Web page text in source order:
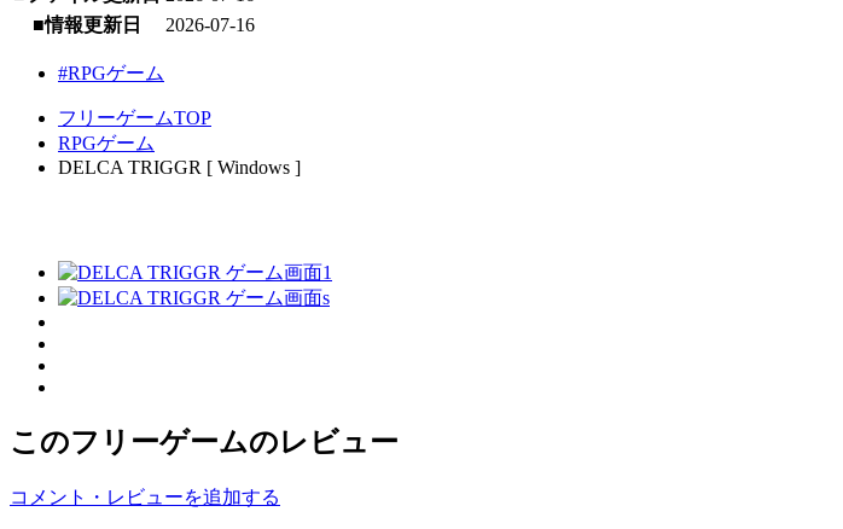
■情報更新日
2026-07-16
#RPGゲーム
フリーゲームTOP
RPGゲーム
DELCA TRIGGR [ Windows ]
このフリーゲームのレビュー
コメント・レビューを追加する